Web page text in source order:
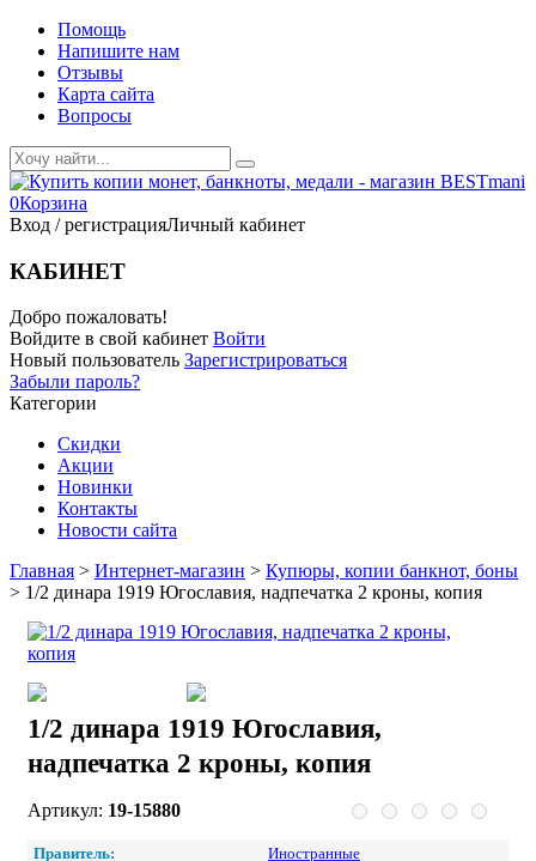
Помощь
Напишите нам
Отзывы
Карта сайта
Вопросы
0Корзина
Вход / регистрацияЛичный кабинет
КАБИНЕТ
Добро пожаловать!
Войдите в свой кабинет Войти
Новый пользователь Зарегистрироваться
Забыли пароль?
Категории
Скидки
Акции
Новинки
Контакты
Новости сайта
Главная > Интернет-магазин > Купюры, копии банкнот, боны
> 1/2 динара 1919 Югославия, надпечатка 2 кроны, копия
1/2 динара 1919 Югославия,
надпечатка 2 кроны, копия
Артикул: 19-15880
Правитель:
Иностранные